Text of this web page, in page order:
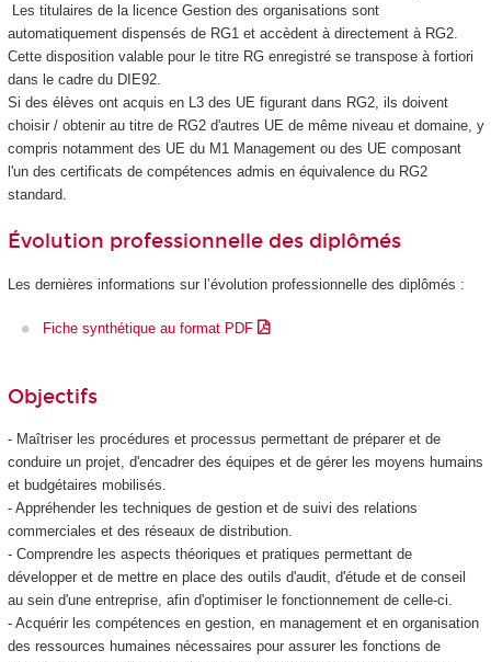
Les titulaires de la licence Gestion des organisations sont
automatiquement dispensés de RG1 et accèdent à directement à RG2.
Cette disposition valable pour le titre RG enregistré se transpose à fortiori
dans le cadre du DIE92.
Si des élèves ont acquis en L3 des UE figurant dans RG2, ils doivent
choisir / obtenir au titre de RG2 d'autres UE de même niveau et domaine, y
compris notamment des UE du M1 Management ou des UE composant
l'un des certificats de compétences admis en équivalence du RG2
standard.
Évolution professionnelle des diplômés
Les dernières informations sur l’évolution professionnelle des diplômés :
Fiche synthétique au format PDF
Objectifs
- Maîtriser les procédures et processus permettant de préparer et de
conduire un projet, d'encadrer des équipes et de gérer les moyens humains
et budgétaires mobilisés.
- Appréhender les techniques de gestion et de suivi des relations
commerciales et des réseaux de distribution.
- Comprendre les aspects théoriques et pratiques permettant de
développer et de mettre en place des outils d'audit, d'étude et de conseil
au sein d'une entreprise, afin d'optimiser le fonctionnement de celle-ci.
- Acquérir les compétences en gestion, en management et en organisation
des ressources humaines nécessaires pour assurer les fonctions de